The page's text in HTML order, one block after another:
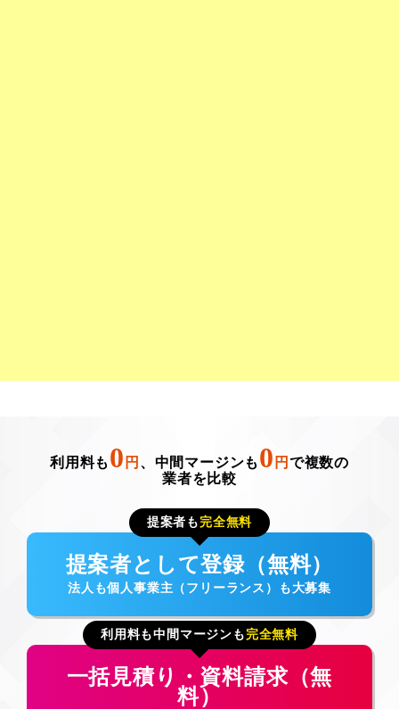
利用料も 0 円 、中間マージンも 0 円 で複数の
業者を比較
提案者も 完全無料
提案者として登録（無料）
法人も個人事業主（フリーランス）も大募集
利用料も中間マージンも 完全無料
一括見積り・資料請求（無
料）